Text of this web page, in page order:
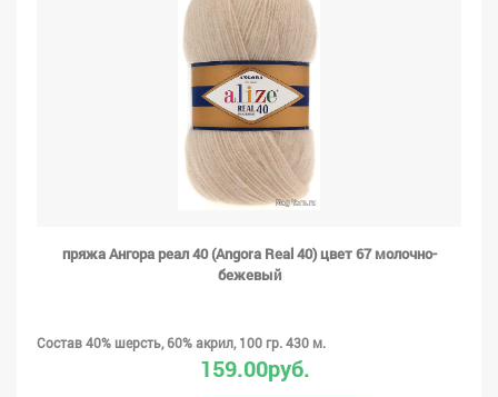
пряжа Ангора реал 40 (Angora Real 40) цвет 67 молочно-
бежевый
Состав 40% шерсть, 60% акрил, 100 гр. 430 м.
159.00руб.